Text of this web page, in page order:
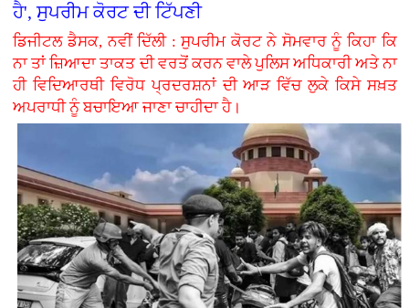
ਹੈ', ਸੁਪਰੀਮ ਕੋਰਟ ਦੀ ਟਿੱਪਣੀ
ਡਿਜੀਟਲ ਡੈਸਕ, ਨਵੀਂ ਦਿੱਲੀ : ਸੁਪਰੀਮ ਕੋਰਟ ਨੇ ਸੋਮਵਾਰ ਨੂੰ ਕਿਹਾ ਕਿ
ਨਾ ਤਾਂ ਜ਼ਿਆਦਾ ਤਾਕਤ ਦੀ ਵਰਤੋਂ ਕਰਨ ਵਾਲੇ ਪੁਲਿਸ ਅਧਿਕਾਰੀ ਅਤੇ ਨਾ
ਹੀ ਵਿਦਿਆਰਥੀ ਵਿਰੋਧ ਪ੍ਰਦਰਸ਼ਨਾਂ ਦੀ ਆੜ ਵਿੱਚ ਲੁਕੇ ਕਿਸੇ ਸਖ਼ਤ
ਅਪਰਾਧੀ ਨੂੰ ਬਚਾਇਆ ਜਾਣਾ ਚਾਹੀਦਾ ਹੈ।